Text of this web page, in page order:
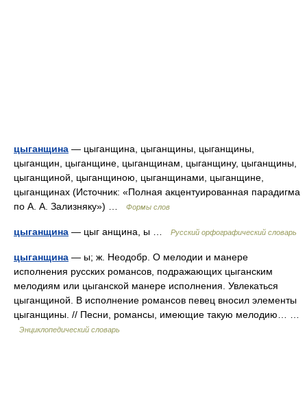
цыганщина — цыганщина, цыганщины, цыганщины,
цыганщин, цыганщине, цыганщинам, цыганщину, цыганщины,
цыганщиной, цыганщиною, цыганщинами, цыганщине,
цыганщинах (Источник: «Полная акцентуированная парадигма
по А. А. Зализняку») …
Формы слов
цыганщина — цыг анщина, ы … Русский орфографический словарь
цыганщина — ы; ж. Неодобр. О мелодии и манере
исполнения русских романсов, подражающих цыганским
мелодиям или цыганской манере исполнения. Увлекаться
цыганщиной. В исполнение романсов певец вносил элементы
цыганщины. // Песни, романсы, имеющие такую мелодию… …
Энциклопедический словарь